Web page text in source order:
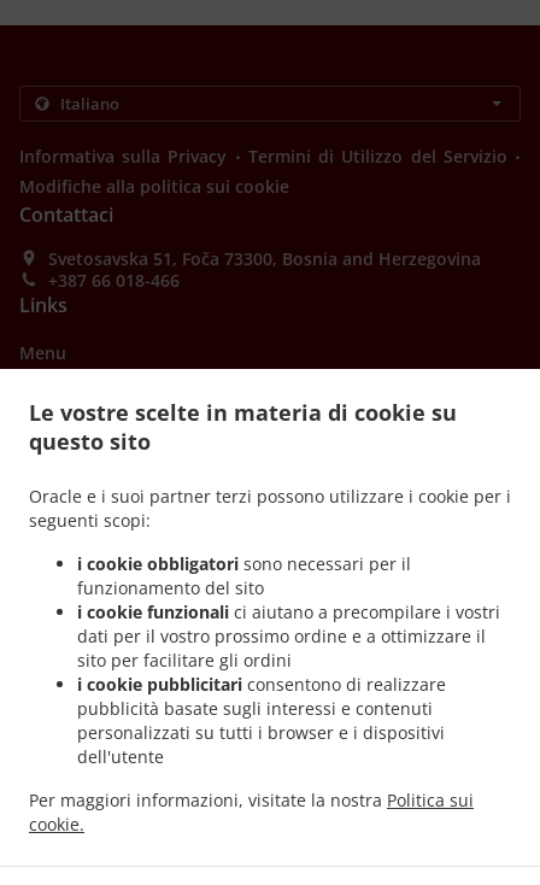
Le vostre scelte in materia di cookie su
questo sito
Oracle e i suoi partner terzi possono utilizzare i cookie per i
seguenti scopi:
i cookie obbligatori sono necessari per il
funzionamento del sito
i cookie funzionali ci aiutano a precompilare i vostri
dati per il vostro prossimo ordine e a ottimizzare il
sito per facilitare gli ordini
i cookie pubblicitari consentono di realizzare
pubblicità basate sugli interessi e contenuti
personalizzati su tutti i browser e i dispositivi
dell'utente
Per maggiori informazioni, visitate la nostra Politica sui
cookie.
Informativa sulla Privacy . Termini di Utilizzo del Servizio .
Modifiche alla politica sui cookie
Contattaci
Svetosavska 51, Foča 73300, Bosnia and Herzegovina
+387 66 018-466
Links
Menu
Prenotazioni tavoli
Contattaci
Pizza Servizio di consegna Foča . Pizza Servizio di consegna Фоча
consegna Градац
. Pizza Servizio di consegna Gradac Šukovac .
Pizza Servizio di
consegna Gradac . Pizza Servizio di consegna Патковина
Patkovina
Pizza Servizio di consegna Брод . Pizza Servizio di consegna Brod
Servizio di consegna Ђеђево . Pizza Servizio di consegna Đeđevo . Pizza Servizio di
consegna Штовић
. Pizza Servizio di consegna Биоково . Hamburger Servizio di
Servizio di consegna. Pljeskavice Consegna del cibo . giros Consegna del cibo
Chips Consegna del cibo
Fast food Servizio di consegna. Caffè Servizio di consegna. Consegna cibo da asporto